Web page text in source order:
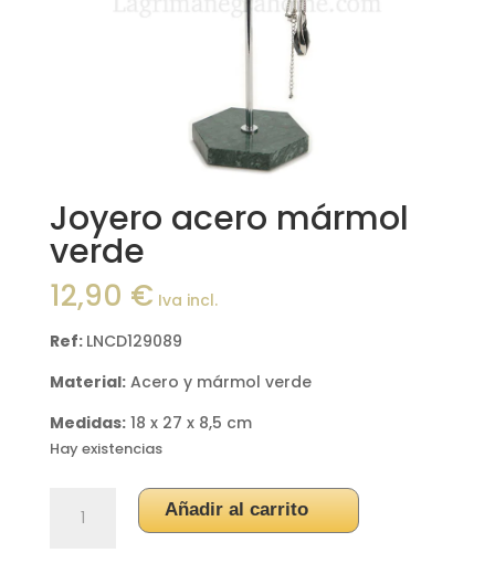
Joyero acero mármol
verde
12,90 € Iva incl.
Ref: LNCD129089
Material:Acero y mármol verde
Medidas:18 x 27 x 8,5 cm
Hay existencias
acero
Añadir al carrito